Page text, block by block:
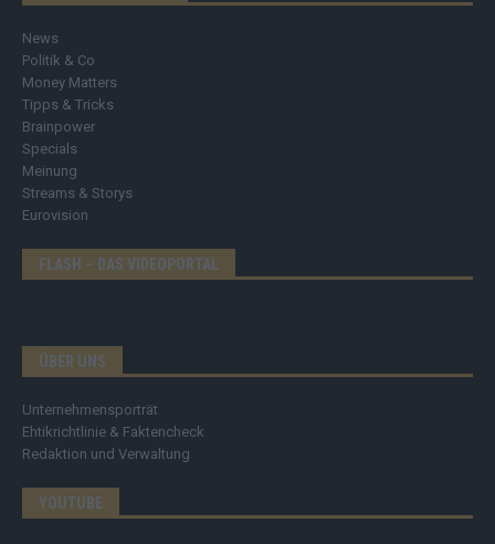
News
Politik & Co
Money Matters
Tipps & Tricks
Brainpower
Specials
Meinung
Streams & Storys
Eurovision
FLASH – DAS VIDEOPORTAL
ÜBER UNS
Unternehmensporträt
Ehtikrichtlinie & Faktencheck
Redaktion und Verwaltung
YOUTUBE